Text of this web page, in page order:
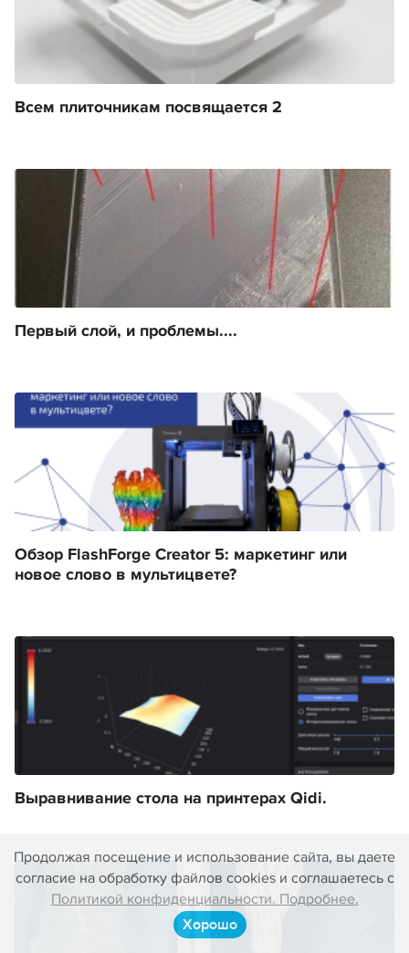
Продолжая посещение и использование сайта, вы даете
согласие на обработку файлов cookies и соглашаетесь с
Политикой конфиденциальности. Подробнее.
Хорошо
Всем плиточникам посвящается 2
Первый слой, и проблемы....
Обзор FlashForge Creator 5: маркетинг или
новое слово в мультицвете?
Выравнивание стола на принтерах Qidi.